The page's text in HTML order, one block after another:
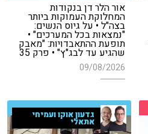
אור הלר דן בנקודות
המחלוקת העמוקות ביותר
בצה"ל • על גיוס הנשים:
"נמצאות בכל המערכים" •
תופעת ההתאבדויות: "מאבק
שהגיע עד לבג"ץ" • פרק 35
09/08/2026
גדעון אוקו ועמיחי
אתאלי